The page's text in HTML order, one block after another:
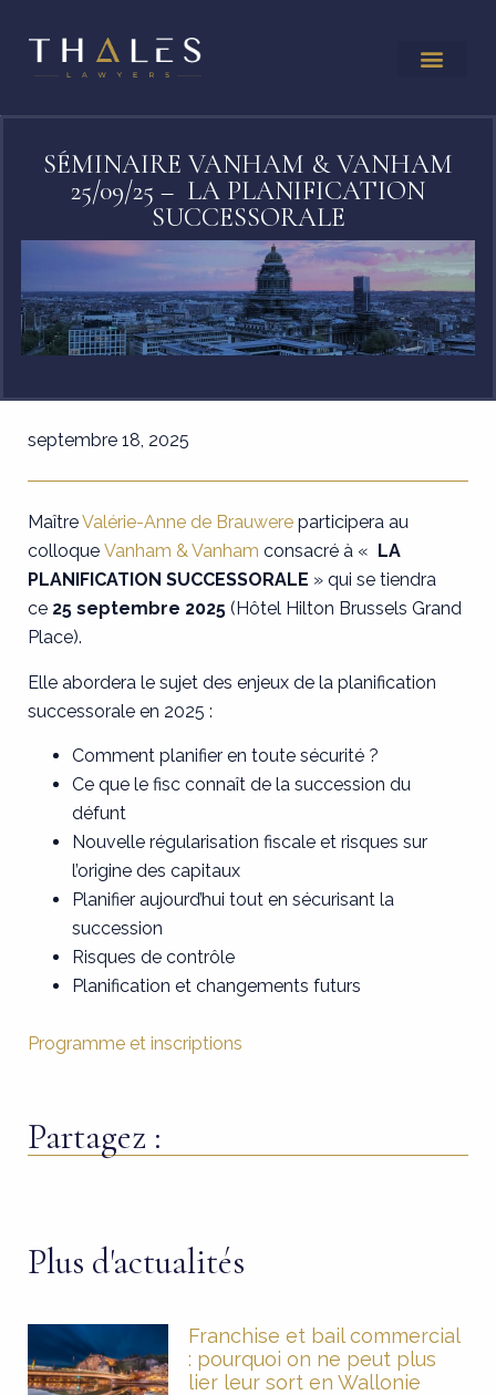
SÉMINAIRE VANHAM & VANHAM
25/09/25 – LA PLANIFICATION
SUCCESSORALE
septembre 18, 2025
MaîtreValérie-Anne de Brauwere participera au
colloque Vanham & Vanham consacré à «
LA
PLANIFICATION SUCCESSORALE » qui se tiendra
ce 25 septembre 2025 (Hôtel Hilton Brussels Grand
Place).
Elle abordera le sujet des enjeux de la planification
successorale en 2025 :
Comment planifier en toute sécurité ?
Ce que le fisc connaît de la succession du
défunt
Nouvelle régularisation fiscale et risques sur
l’origine des capitaux
Planifier aujourd’hui tout en sécurisant la
succession
Risques de contrôle
Planification et changements futurs
Programme et inscriptions
Partagez :
Plus d'actualités
Franchise et bail commercial
: pourquoi on ne peut plus
lier leur sort en Wallonie